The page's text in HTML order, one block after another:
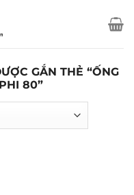
GẮN THẺ “ỐNG
80”